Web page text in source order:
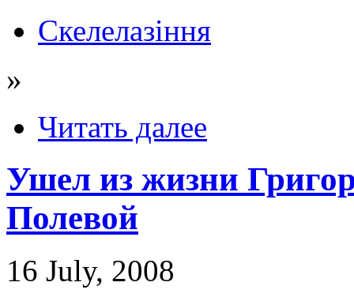
Скелелазіння
»
Читать далее
Ушел из жизни
Полевой
16 July, 2008